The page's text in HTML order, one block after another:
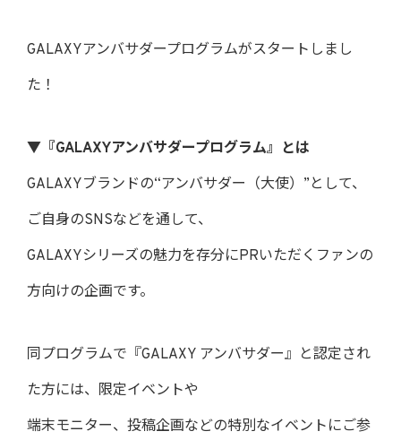
GALAXYアンバサダープログラムがスタートしまし
た！
▼『GALAXYアンバサダープログラム』とは
GALAXYブランドの“アンバサダー（大使）”として、
ご自身のSNSなどを通して、
GALAXYシリーズの魅力を存分にPRいただくファンの
方向けの企画です。
同プログラムで『GALAXY アンバサダー』と認定され
た方には、限定イベントや
端末モニター、投稿企画などの特別なイベントにご参